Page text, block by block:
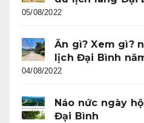
05/08/2022
Ăn gì? Xem gì?
lịch Đại Bình
04/08/2022
Náo nức ngày
Đại Bình